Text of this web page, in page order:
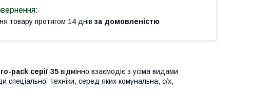
товару протягом 14 днів за домовленістю
pack серії 35 відмінно взаємодіє з усіма видами
спеціальної техніки, серед яких комунальна, с/х,